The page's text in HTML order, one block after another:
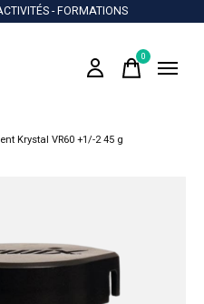
- FORMATIONS
0items
Krystal VR60 +1/-2 45 g